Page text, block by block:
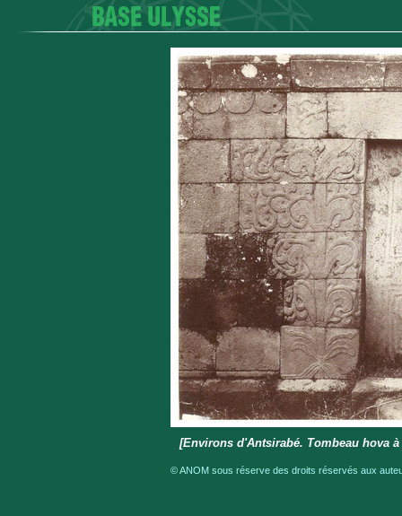
[Environs d'Antsirabé. Tombeau hova
© ANOM sous réserve des droits réservés aux